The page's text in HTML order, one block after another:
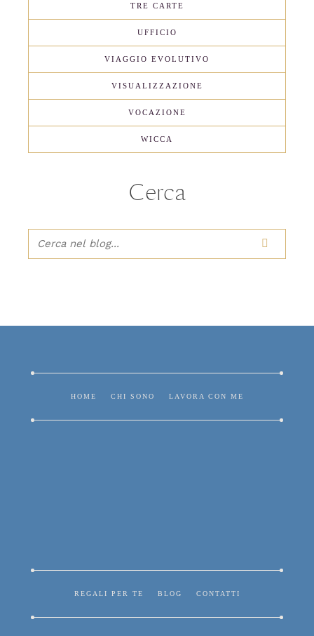
TRE CARTE
UFFICIO
VIAGGIO EVOLUTIVO
VISUALIZZAZIONE
VOCAZIONE
WICCA
Cerca

HOME CHI SONO LAVORA CON ME
REGALI PER TE BLOG CONTATTI